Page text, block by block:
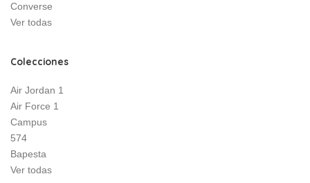
Converse
Ver todas
Colecciones
Air Jordan 1
Air Force 1
Campus
574
Bapesta
Ver todas